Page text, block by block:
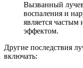
Вызванный
воспаления и
является
эффектом.
Другие последствия
включать: